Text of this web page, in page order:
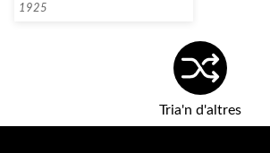
1925
Tria'n d'altres